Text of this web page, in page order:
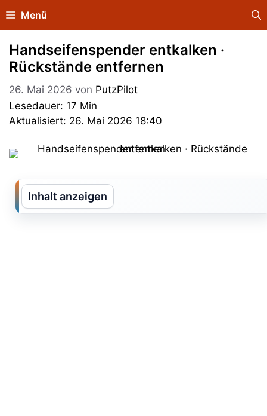
Inhalt
Menü
Handseifenspender entkalken ·
Rückstände entfernen
26. Mai 2026 von PutzPilot
Lesedauer: 17 Min
Aktualisiert: 26. Mai 2026 18:40
Inhalt anzeigen